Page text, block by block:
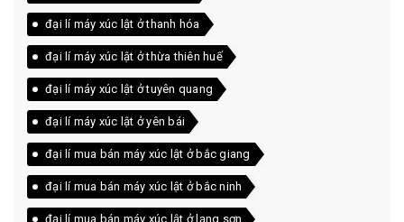
đại lí máy xúc lật ở thanh hóa
đại lí máy xúc lật ở thừa thiên huế
đại lí máy xúc lật ở tuyên quang
đại lí máy xúc lật ở yên bái
đại lí mua bán máy xúc lật ở bắc giang
đại lí mua bán máy xúc lật ở bắc ninh
đại lí mua bán máy xúc lật ở lạng sơn